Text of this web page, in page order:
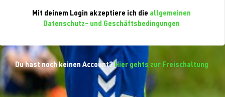
Mit deinem Login akzeptiere ich die allgemeinen
Datenschutz- und Geschäftsbedingungen
Du hast noch keinen Account? Hier gehts zur Freischaltung